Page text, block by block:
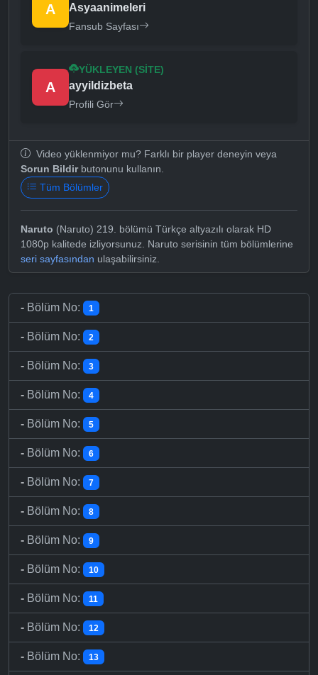
A Asyaanimeleri
Fansub Sayfası
A
YÜKLEYEN (SITE)
ayyildizbeta
Profili Gör
Video yüklenmiyor mu? Farklı bir player deneyin veya
Sorun Bildirbutonunu kullanın.
Tüm Bölümler
Naruto (Naruto) 219. bölümü Türkçe altyazılı olarak HD
1080p kalitede izliyorsunuz. Naruto serisinin tüm bölümlerine
seri sayfasından ulaşabilirsiniz.
- Bölüm No: 1
- Bölüm No: 2
- Bölüm No: 3
- Bölüm No: 4
- Bölüm No: 5
- Bölüm No: 6
- Bölüm No: 7
- Bölüm No: 8
- Bölüm No: 9
- Bölüm No: 10
- Bölüm No: 11
- Bölüm No: 12
- Bölüm No: 13